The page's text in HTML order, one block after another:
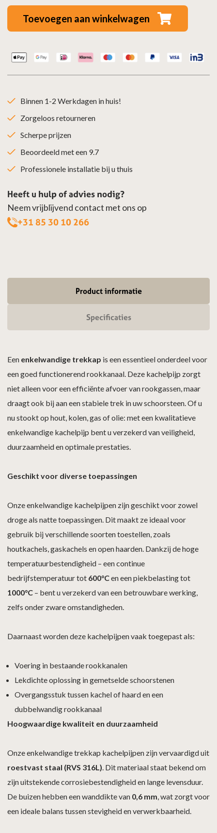
aantal
Toevoegen aan winkelwagen
Binnen 1-2 Werkdagen in huis!
Zorgeloos retourneren
Scherpe prijzen
Beoordeeld met een 9.7
Professionele installatie bij u thuis
Heeft u hulp of advies nodig?
Neem vrijblijvend contact met ons op
+31 85 30 10 266
Product informatie
Specificaties
Een enkelwandige trekkap is een essentieel onderdeel voor
een goed functionerend rookkanaal. Deze kachelpijp zorgt
niet alleen voor een efficiënte afvoer van rookgassen, maar
draagt ook bij aan een stabiele trek in uw schoorsteen. Of u
nu stookt op hout, kolen, gas of olie: met een kwalitatieve
enkelwandige kachelpijp bent u verzekerd van veiligheid,
duurzaamheid en optimale prestaties.
Geschikt voor diverse toepassingen
Onze enkelwandige kachelpijpen zijn geschikt voor zowel
droge als natte toepassingen. Dit maakt ze ideaal voor
gebruik bij verschillende soorten toestellen, zoals
houtkachels, gaskachels en open haarden. Dankzij de hoge
temperatuurbestendigheid – een continue
bedrijfstemperatuur tot 600°Cen een piekbelasting tot
1000°C – bent u verzekerd van een betrouwbare werking,
zelfs onder zware omstandigheden.
Daarnaast worden deze kachelpijpen vaak toegepast als:
Voering in bestaande rookkanalen
Lekdichte oplossing in gemetselde schoorstenen
Overgangsstuk tussen kachel of haard en een
dubbelwandig rookkanaal
Hoogwaardige kwaliteit en duurzaamheid
Onze enkelwandige trekkap kachelpijpen zijn vervaardigd uit
roestvast staal (RVS 316L). Dit materiaal staat bekend om
zijn uitstekende corrosiebestendigheid en lange levensduur.
De buizen hebben een wanddikte van 0,6 mm, wat zorgt voor
een ideale balans tussen stevigheid en verwerkbaarheid.